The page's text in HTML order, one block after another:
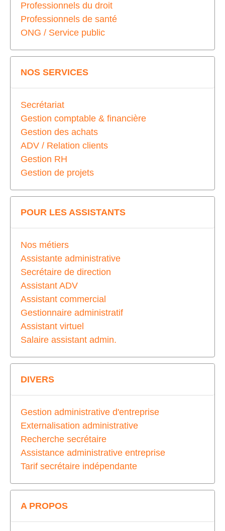
Professionnels du droit
Professionnels de santé
ONG / Service public
NOS SERVICES
Secrétariat
Gestion comptable & financière
Gestion des achats
ADV / Relation clients
Gestion RH
Gestion de projets
POUR LES ASSISTANTS
Nos métiers
Assistante administrative
Secrétaire de direction
Assistant ADV
Assistant commercial
Gestionnaire administratif
Assistant virtuel
Salaire assistant admin.
DIVERS
Gestion administrative d'entreprise
Externalisation administrative
Recherche secrétaire
Assistance administrative entreprise
Tarif secrétaire indépendante
A PROPOS